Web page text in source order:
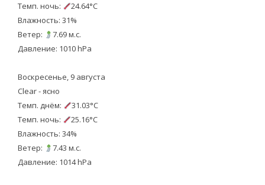
Темп. ночь:
24.64°C
Влажность: 31%
Ветер:
7.69 м.с.
Давление: 1010 hPa
Воскресенье, 9 августа
Clear - ясно
Темп. днём:
31.03°C
Темп. ночь:
25.16°C
Влажность: 34%
Ветер:
7.43 м.с.
Давление: 1014 hPa